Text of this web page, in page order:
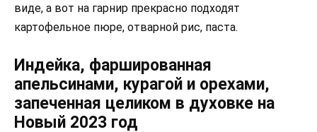
виде, а вот на гарнир прекрасно подходят
картофельное пюре, отварной рис, паста.
Индейка, фаршированная
апельсинами, курагой и орехами,
запеченная целиком в духовке на
Новый 2023 год